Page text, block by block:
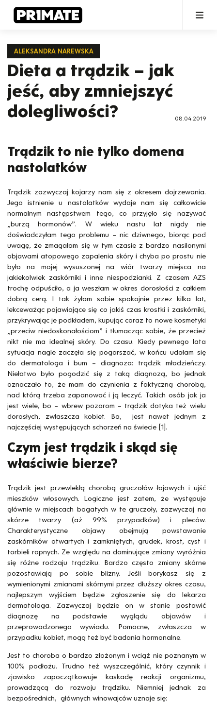
ALEKSANDRA NAREWSKA
Dieta a trądzik – jak
jeść, aby zmniejszyć
dolegliwości?
08.04.2019
Trądzik to nie tylko domena
nastolatków
Trądzik zazwyczaj kojarzy nam się z okresem dojrzewania.
Jego istnienie u nastolatków wydaje nam się całkowicie
normalnym następstwem tego, co przyjęło się nazywać
„burzą hormonów”. W wieku nastu lat nigdy nie
doświadczyłam tego problemu – nic dziwnego, biorąc pod
uwagę, że zmagałam się w tym czasie z bardzo nasilonymi
objawami atopowego zapalenia skóry i chyba po prostu nie
było na mojej wysuszonej na wiór twarzy miejsca na
jakiekolwiek zaskórniki i inne niespodzianki. Z czasem AZS
trochę odpuściło, a ja weszłam w okres dorosłości z całkiem
dobrą cerą. I tak żyłam sobie spokojnie przez kilka lat,
lekceważąc pojawiające się co jakiś czas krostki i zaskórniki,
przykrywając je podkładem, kupując coraz to nowe kosmetyki
„przeciw niedoskonałościom” i tłumacząc sobie, że przecież
nikt nie ma idealnej skóry. Do czasu. Kiedy pewnego lata
sytuacja nagle zaczęła się pogarszać, w końcu udałam się
do dermatologa i bum – diagnoza: trądzik młodzieńczy.
Niełatwo było pogodzić się z taką diagnozą, bo jednak
oznaczało to, że mam do czynienia z faktyczną chorobą,
nad którą trzeba zapanować i ją leczyć. Takich osób jak ja
jest wiele, bo – wbrew pozorom – trądzik dotyka też wielu
dorosłych, zwłaszcza kobiet. Ba, jest nawet jednym z
najczęściej występujących schorzeń na świecie [1].
Czym jest trądzik i skąd się
właściwie bierze?
Trądzik jest przewlekłą chorobą gruczołów łojowych i ujść
mieszków włosowych. Logiczne jest zatem, że występuje
głównie w miejscach bogatych w te gruczoły, zazwyczaj na
skórze twarzy (aż 99% przypadków) i pleców.
Charakterystyczne objawy obejmują powstawanie
zaskórników otwartych i zamkniętych, grudek, krost, cyst i
torbieli ropnych. Ze względu na dominujące zmiany wyróżnia
się różne rodzaju trądziku. Bardzo często zmiany skórne
pozostawiają po sobie blizny. Jeśli borykasz się z
wymienionymi zmianami skórnymi przez dłuższy okres czasu,
najlepszym wyjściem będzie zgłoszenie się do lekarza
dermatologa. Zazwyczaj będzie on w stanie postawić
diagnozę na podstawie wyglądu objawów i
przeprowadzonego wywiadu. Pomocne, zwłaszcza w
przypadku kobiet, mogą też być badania hormonalne.
Jest to choroba o bardzo złożonym i wciąż nie poznanym w
100% podłożu. Trudno też wyszczególnić, który czynnik i
zjawisko zapoczątkowuje kaskadę reakcji organizmu,
prowadzącą do rozwoju trądziku. Niemniej jednak za
bezpośrednich, głównych winowajców uznaje się: